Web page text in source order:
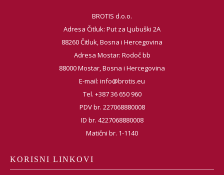
BROTIS d.o.o.
Adresa Čitluk: Put za Ljubuški 2A
88260 Čitluk, Bosna i Hercegovina
Adresa Mostar: Rodoč bb
88000 Mostar, Bosna i Hercegovina
E-mail: info@brotis.eu
Tel. +387 36 650 960
PDV br. 227068880008
ID br. 4227068880008
Matični br. 1-1140
KORISNI LINKOVI